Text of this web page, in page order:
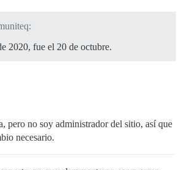
2020, fue el 20 de octubre.
pero no soy administrador del sitio, así que
necesario.